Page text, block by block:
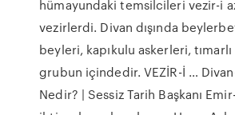
hümayundaki temsilcileri vezir-i
vezirlerdi. Divan dışında
beyleri, kapıkulu askerleri,
grubun içindedir. VEZİR-İ …
Nedir? | Sessiz Tarih Başkanı